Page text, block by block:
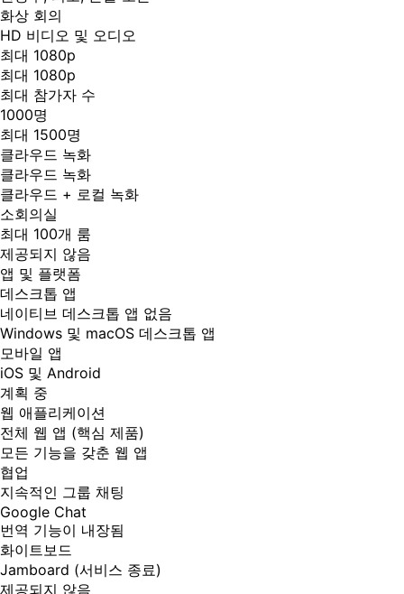
화상 회의
HD 비디오 및 오디오
최대 1080p
최대 1080p
최대 참가자 수
1000명
최대 1500명
클라우드 녹화
클라우드 녹화
클라우드 + 로컬 녹화
소회의실
최대 100개 룸
제공되지 않음
앱 및 플랫폼
데스크톱 앱
네이티브 데스크톱 앱 없음
Windows 및 macOS 데스크톱 앱
모바일 앱
iOS 및 Android
계획 중
웹 애플리케이션
전체 웹 앱 (핵심 제품)
모든 기능을 갖춘 웹 앱
협업
지속적인 그룹 채팅
Google Chat
번역 기능이 내장됨
화이트보드
Jamboard (서비스 종료)
제공되지 않음